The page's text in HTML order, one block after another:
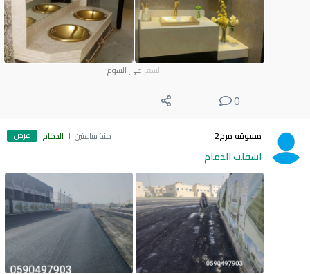
السعر على السوم
0
مسوقه مرح2 منذ ساعتين الدمام عرض
اسفلت الدمام